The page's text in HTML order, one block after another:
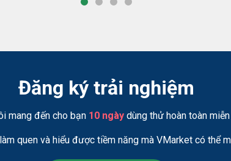
Đăng ký trải nghiệm
mang đến cho bạn 10 ngàydùng thử hoàn toàn miễn
quen và hiểu được tiềm năng mà VMarket có thể